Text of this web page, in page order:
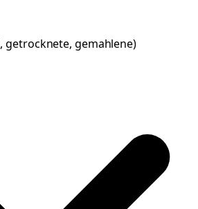
, getrocknete, gemahlene)